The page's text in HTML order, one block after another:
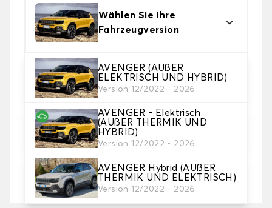
Wählen Sie Ihre
Fahrzeugversion
AVENGER (AUßER
ELEKTRISCH UND HYBRID)
Version 12/2022 - 2026
AVENGER - Elektrisch
(AUßER THERMIK UND
HYBRID)
Version 12/2022 - 2026
AVENGER Hybrid (AUßER
THERMIK UND ELEKTRISCH)
Version 12/2022 - 2026
2. Finishing Schneesocke
Wählen Sie die passenden Schneesocken für Ihre
Bedürfnisse.
3. Dimensionen
Wo finde ich meine Reifengröße?